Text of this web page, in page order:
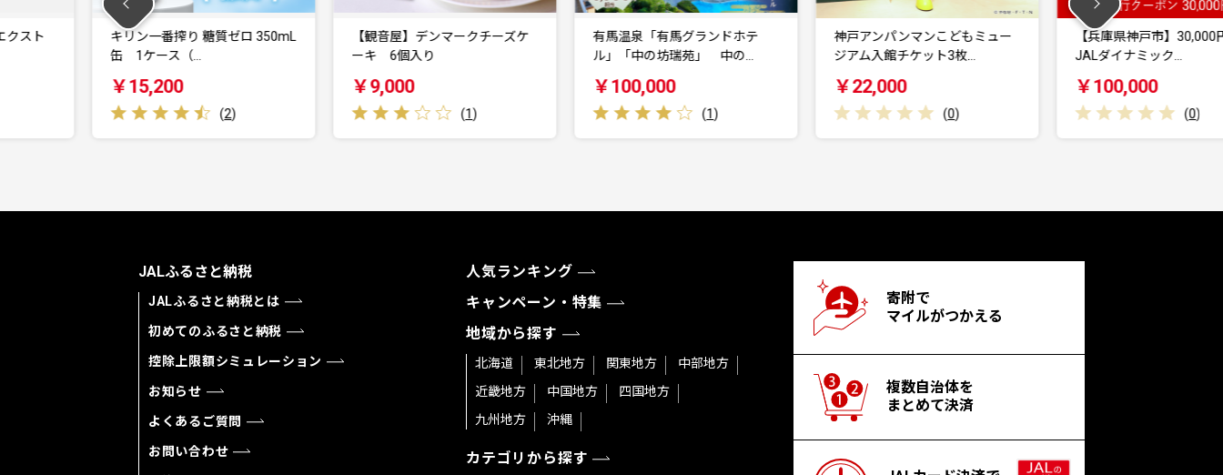
質ゼロ 350mL
【観音屋】デンマークチーズケ
ーキ 6個入り
￥9,000
有馬温泉「有馬グランドホテ
ル」「中の坊瑞苑」 中の…
￥100,000
神戸アンパンマンこどもミュー
ジアム入館チケット3枚…
￥22,000
【兵庫県神戸市】30,000円分
JALダイナミック…
￥100,000
【兵庫県神戸市
JALダイナミッ
￥50,000
JALふるさと納税
JALふるさと納税とは
初めてのふるさと納税
控除上限額シミュレーション
お知らせ
よくあるご質問
お問い合わせ
人気ランキング
キャンペーン・特集
地域から探す
北海道 東北地方 関東地方
中部地方
近畿地方
中国地方
四国地方
九州地方
沖縄
カテゴリから探す
寄附で
マイルがつかえる
複数自治体を
まとめて決済